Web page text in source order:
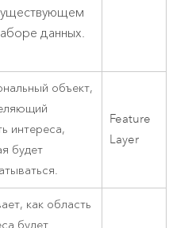
данных.
объект,
интереса,
будет
Feature
Layer
как область